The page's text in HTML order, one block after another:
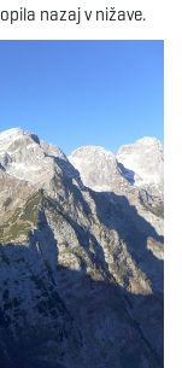
e
n
v
nazaj v nižave.